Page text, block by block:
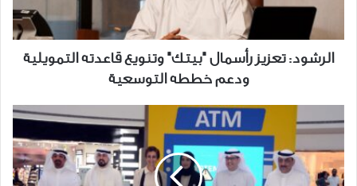
التمويلية
ودعم
خططه
التوسعية
الرشود: تعزيز رأسمال "بيتك" وتنويع قاعدته التمويلية
ودعم خططه التوسعية
البنك
الأهلي
الكويتي
يفاجئ